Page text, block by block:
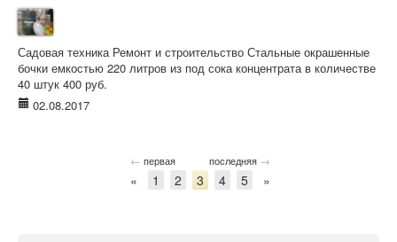
Садовая техника Ремонт и строительство Стальные окрашенные
бочки емкостью 220 литров из под сока концентрата в количестве
40 штук 400 руб.
02.08.2017
← первая последняя →
« 1 2 3 4 5 »